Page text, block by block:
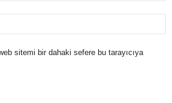
sitemi bir dahaki sefere bu tarayıcıya